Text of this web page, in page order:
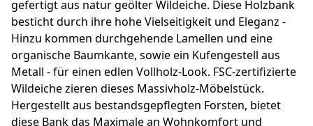
gefertigt aus natur geölter Wildeiche. Diese Holzbank
besticht durch ihre hohe Vielseitigkeit und Eleganz -
Hinzu kommen durchgehende Lamellen und eine
organische Baumkante, sowie ein Kufengestell aus
Metall - für einen edlen Vollholz-Look. FSC-zertifizierte
Wildeiche zieren dieses Massivholz-Möbelstück.
Hergestellt aus bestandsgepflegten Forsten, bietet
diese Bank das Maximale an Wohnkomfort und